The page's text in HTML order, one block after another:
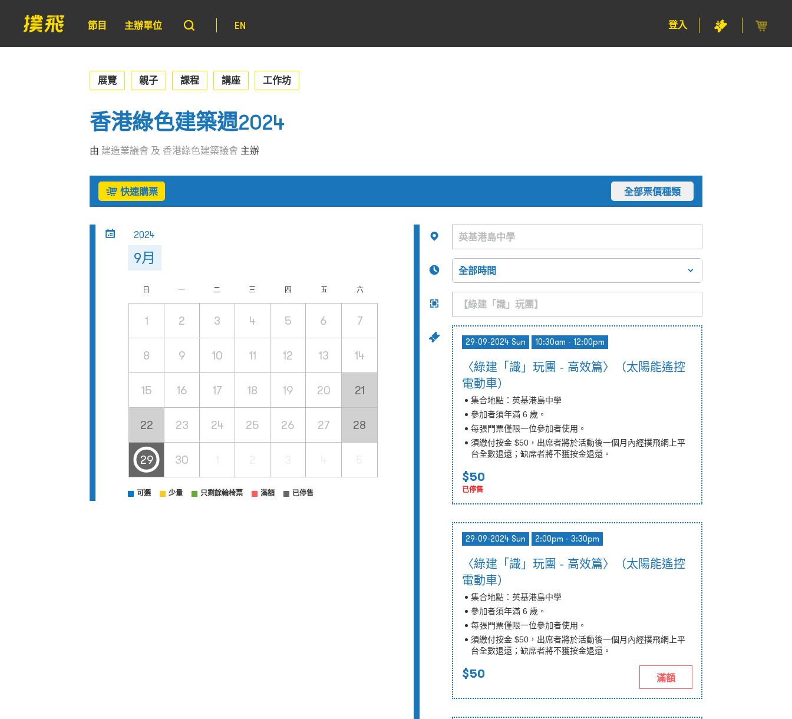
節目 主辦單位 EN 登入
展覽 親子 課程 講座 工作坊
香港綠色建築週2024
由 建造業議會 及 香港綠色建築議會 主辦
快速購票 全部票價種類
2024
9月
日 一 二 三 四 五 六
1 2 3 4 5 6 7
8 9 10 11 12 13 14
15 16 17 18 19 20 21
22 23 24 25 26 27 28
29 30
可選 少量 只剩餘輪椅票 滿額 已停售
29-09-2024 Sun 10:30am - 12:00pm
〈綠建「識」玩團 - 高效篇〉（太陽能遙控
電動車）
集合地點：英基港島中學
參加者須年滿 6 歲。
每張門票僅限一位參加者使用。
須繳付按金 $50，出席者將於活動後一個月內經撲飛網上平
台全數退還；缺席者將不獲按金退還。
$50
已停售
29-09-2024 Sun 2:00pm - 3:30pm
〈綠建「識」玩團 - 高效篇〉（太陽能遙控
電動車）
集合地點：英基港島中學
參加者須年滿 6 歲。
每張門票僅限一位參加者使用。
須繳付按金 $50，出席者將於活動後一個月內經撲飛網上平
台全數退還；缺席者將不獲按金退還。
$50 滿額